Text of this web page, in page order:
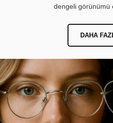
dengeli görünümü
DAHA